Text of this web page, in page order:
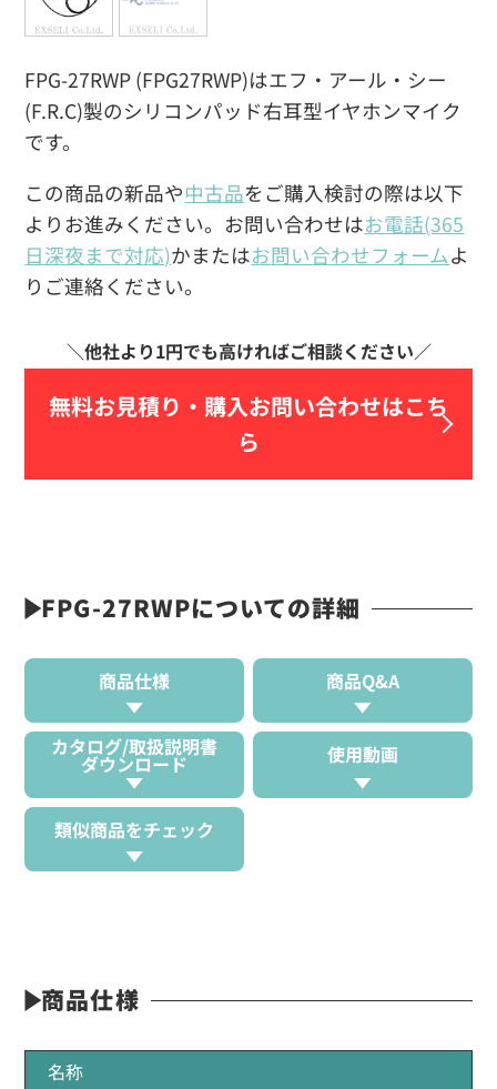
FPG-27RWP (FPG27RWP)はエフ・アール・シー
(F.R.C)製のシリコンパッド右耳型イヤホンマイク
です。
この商品の新品や中古品をご購入検討の際は以下
よりお進みください。お問い合わせはお電話(365
日深夜まで対応)かまたはお問い合わせフォームよ
りご連絡ください。
無料お見積り・ 購入お問い合わせはこち
ら
FPG-27RWPについての詳細
商品仕様 商品Q&A
カタログ/取扱説明書
ダウンロード 使用動画
類似商品をチェック
商品仕様
名称